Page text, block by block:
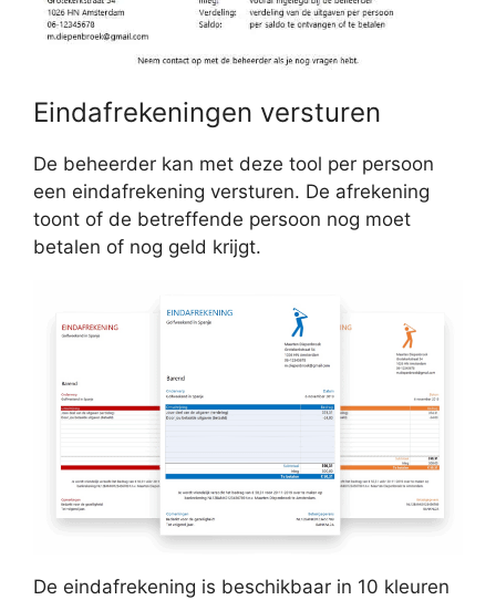
Eindafrekeningen versturen
De beheerder kan met deze tool per persoon
een eindafrekening versturen. De afrekening
toont of de betreffende persoon nog moet
betalen of nog geld krijgt.
De eindafrekening is beschikbaar in 10 kleuren